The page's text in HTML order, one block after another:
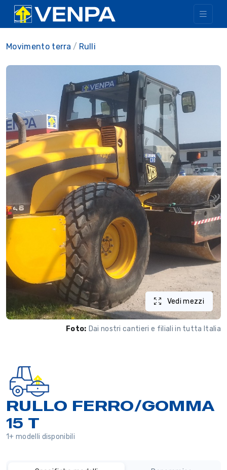
Movimento terra Rulli
Vedi mezzi
Foto: Dai nostri cantieri e filiali in tutta Italia
RULLO FERRO/GOMMA
15 T
1+ modelli disponibili